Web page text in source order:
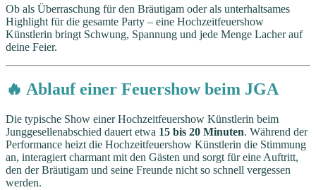
Ob als Überraschung für den Bräutigam oder als unterhaltsames
Highlight für die gesamte Party – eine Hochzeitfeuershow
Künstlerin bringt Schwung, Spannung und jede Menge Lacher auf
deine Feier.
🔥 Ablauf einer Feuershow beim JGA
Die typische Show einer Hochzeitfeuershow Künstlerin beim
Junggesellenabschied dauert etwa 15 bis 20 Minuten. Während der
Performance heizt die Hochzeitfeuershow Künstlerin die Stimmung
an, interagiert charmant mit den Gästen und sorgt für eine Auftritt,
den der Bräutigam und seine Freunde nicht so schnell vergessen
werden.